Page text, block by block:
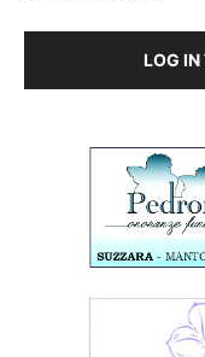
LOG